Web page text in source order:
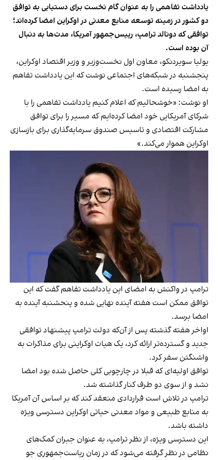
یادداشت تفاهمی را به عنوان گام نخست برای دستیابی به توافق
دو کشور در زمینه توسعه منابع معدنی در اوکراین امضا کرده‌اند؛
توافقی که دونالد ترامپ، رییس‌جمهور آمریکا، مدت‌ها به دنبال
آن بوده است.
یولیا سویردنکو، معاون اول نخست‌وزیر و وزیر اقتصاد اوکراین،
پنجشنبه در شبکه‌های اجتماعی نوشت که این یادداشت تفاهم
به امضا رسیده است.
او نوشت: «خوشحالیم که اعلام کنیم یادداشت تفاهمی را با
شرکای آمریکایی خود امضا کرده‌ایم که مسیر را برای توافق
مشارکت اقتصادی و تاسیس صندوق سرمایه‌گذاری برای بازسازی
اوکراین هموار می‌کند.»
ترامپ در واکنش به امضای این یادداشت تفاهم گفت که این
توافق ممکن است هفته آینده نهایی شده و پنحشنبه آینده به
امضا برسد.
اواخر هفته گذشته پس از آن‌که دولت ترامپ پیشنهاد توافقی
جدید و گسترده‌تر ارائه کرد، یک هیات اوکراینی برای مذاکرات به
واشنگتن سفر کرد.
توافق اولیه‌ای که قبلا در چارچوبی کلی حاصل شده بود امضا
نشد و از سوی دو طرف کنار گذاشته شد.
ترامپ در تلاش است قراردادی منعقد کند که بر اساس آن آمریکا
به منابع طبیعی و مواد معدنی حیاتی اوکراین دسترسی ویژه
داشته باشد.
این دسترسی ویژه، از نظر ترامپ، به عنوان جبران کمک‌های
نظامی در نظر گرفته می‌شود که در زمان ریاست‌جمهوری جو